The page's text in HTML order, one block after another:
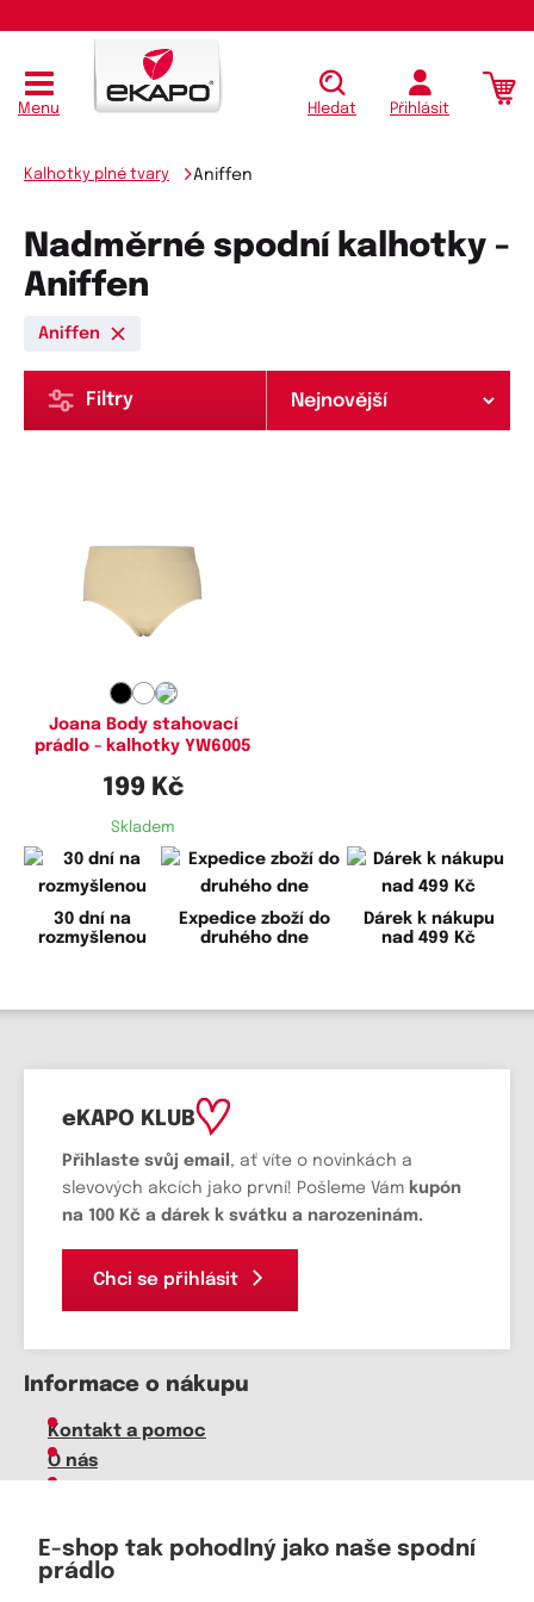
E-shop tak pohodlný jako naše spodní
prádlo
Menu Hledat Přihlásit
Kalhotky plné tvary Aniffen
Nadměrné spodní kalhotky -
Aniffen
Aniffen
Filtry
Dostupné velikosti:
Joana Body stahovací
prádlo - kalhotky YW6005
199 Kč
Skladem
30 dní na
rozmyšlenou
Expedice zboží do
druhého dne
Dárek k nákupu
nad 499 Kč
eKAPO KLUB
Přihlaste svůj email , ať víte o novinkách a
slevových akcích jako první! Pošleme Vám kupón
na 100 Kč a dárek k svátku a narozeninám.
Chci se přihlásit
Informace o nákupu
Kontakt a pomoc
O nás
Velkoobchod
Vrácení zboží, reklamace